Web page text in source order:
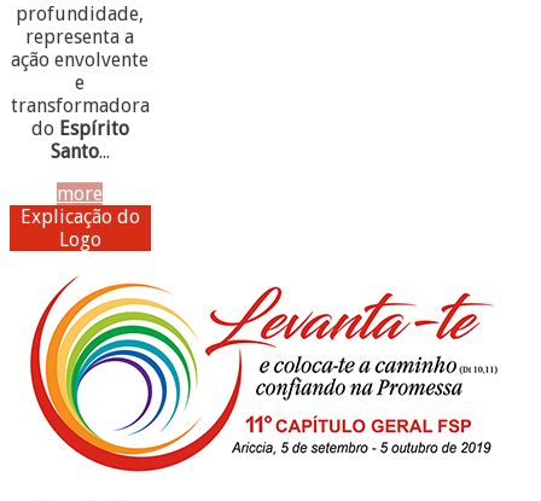
profundidade,
representa a
ação envolvente
e
transformadora
do Espírito
Santo...
more
Explicação do
Logo